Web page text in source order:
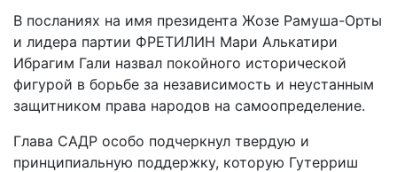
В посланиях на имя президента Жозе Рамуша-Орты
и лидера партии ФРЕТИЛИН Мари Алькатири
Ибрагим Гали назвал покойного исторической
фигурой в борьбе за независимость и неустанным
защитником права народов на самоопределение.
Глава САДР особо подчеркнул твердую и
принципиальную поддержку, которую Гутерриш